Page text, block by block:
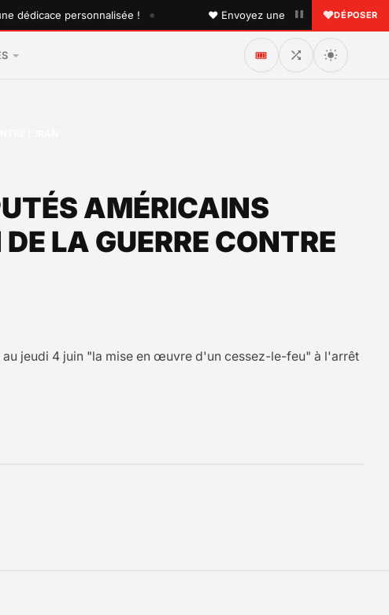
personnalisée ! • ♥ Envoyez une dédicace à quelqu'un que
DÉPOSER
🎟️
AMÉRICAINS
LA GUERRE CONTRE
au jeudi 4 juin "la mise en œuvre d'un cessez-le-feu" à l'arrêt